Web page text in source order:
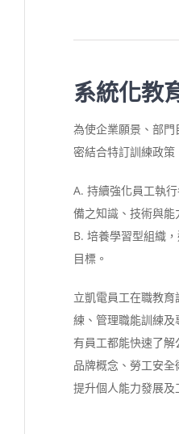
系統化教
為使企業願景、部
密結合特訂訓練政策
A. 持續強化員工執
備之知識、技術與能
B. 培養學習型組織
目標。
立凱電員工在職教
練、管理職能訓練
有員工都能快速了解
品牌概念、勞工安全
提升個人能力發展及